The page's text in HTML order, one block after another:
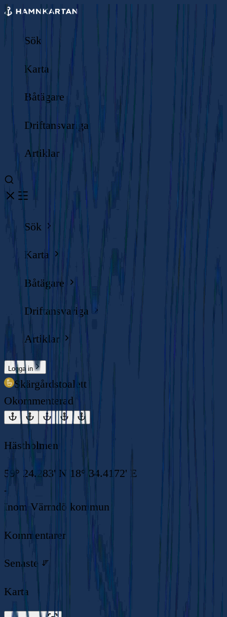
Sök
Karta
Båtägare
Driftansvariga
Artiklar
Sök
Karta
Båtägare
Driftansvariga
Artiklar
Logga in
Skärgårdstoalett
Okommenterad
Hästholmen
59° 24.283' N 18° 34.4172' E
-
Inom Värmdö kommun
Kommentarer
Senaste
Karta